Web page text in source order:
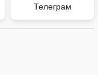
Телеграм